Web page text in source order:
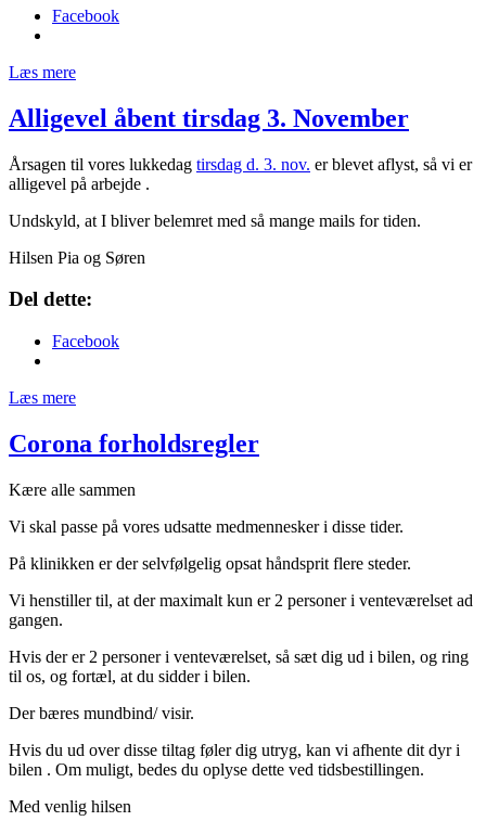
Facebook
Læs mere
Alligevel åbent tirsdag 3. November
Årsagen til vores lukkedag tirsdag d. 3. nov. er blevet aflyst, så vi er
alligevel på arbejde .
Undskyld, at I bliver belemret med så mange mails for tiden.
Hilsen Pia og Søren
Del dette:
Facebook
Læs mere
Corona forholdsregler
Kære alle sammen
Vi skal passe på vores udsatte medmennesker i disse tider.
På klinikken er der selvfølgelig opsat håndsprit flere steder.
Vi henstiller til, at der maximalt kun er 2 personer i venteværelset ad
gangen.
Hvis der er 2 personer i venteværelset, så sæt dig ud i bilen, og ring
til os, og fortæl, at du sidder i bilen.
Der bæres mundbind/ visir.
Hvis du ud over disse tiltag føler dig utryg, kan vi afhente dit dyr i
bilen . Om muligt, bedes du oplyse dette ved tidsbestillingen.
Med venlig hilsen